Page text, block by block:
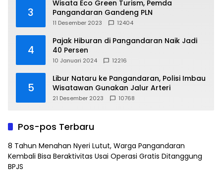
3
Wisata Eco Green Turism, Pemda
Pangandaran Gandeng PLN
11 Desember 2023 12404
4
Pajak Hiburan di Pangandaran Naik Jadi
40 Persen
10 Januari 2024 12216
5
Libur Nataru ke Pangandaran, Polisi Imbau
Wisatawan Gunakan Jalur Arteri
21 Desember 2023 10768
Pos-pos Terbaru
8 Tahun Menahan Nyeri Lutut, Warga Pangandaran
Kembali Bisa Beraktivitas Usai Operasi Gratis Ditanggung
BPJS